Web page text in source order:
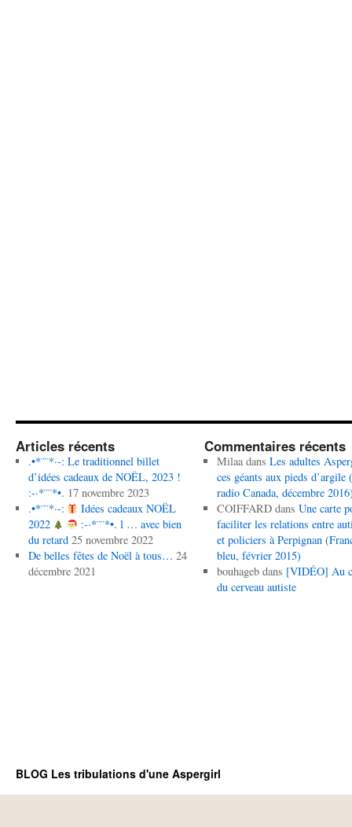
Articles récents
.•*¨¨*·-: Le traditionnel billet
d’idées cadeaux de NOËL, 2023 !
:-·*¨¨*•. 17 novembre 2023
.•*¨¨*·-:
Idées cadeaux NOËL
2022
:-·*¨¨*•. l … avec bien
du retard 25 novembre 2022
De belles fêtes de Noël à tous… 24
décembre 2021
Commentaires récents
Milaadans Les adultes
ces géants aux pieds d’argile
radio Canada, décembre
COIFFARDdans Une carte
faciliter les relations entre
et policiers à Perpignan
bleu, février 2015)
bouhagebdans [VIDÉO] Au
du cerveau autiste
BLOG Les tribulations d'une Aspergirl